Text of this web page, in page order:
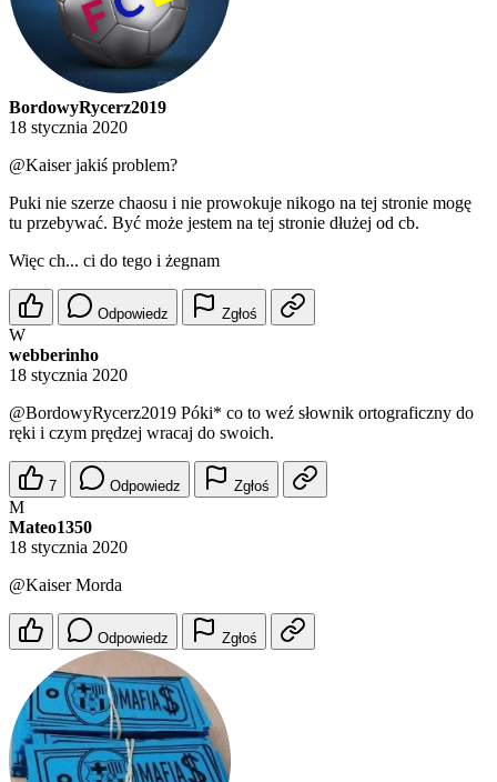
BordowyRycerz2019
18 stycznia 2020
@Kaiserjakiś problem?
Puki nie szerze chaosu i nie prowokuje nikogo na tej stronie mogę
tu przebywać. Być może jestem na tej stronie dłużej od cb.
Więc ch... ci do tego i żegnam
Odpowiedz Zgłoś
W
webberinho
18 stycznia 2020
@BordowyRycerz2019 Póki* co to weź słownik ortograficzny do
ręki i czym prędzej wracaj do swoich.
7 Odpowiedz Zgłoś
M
Mateo1350
18 stycznia 2020
@KaiserMorda
Odpowiedz Zgłoś